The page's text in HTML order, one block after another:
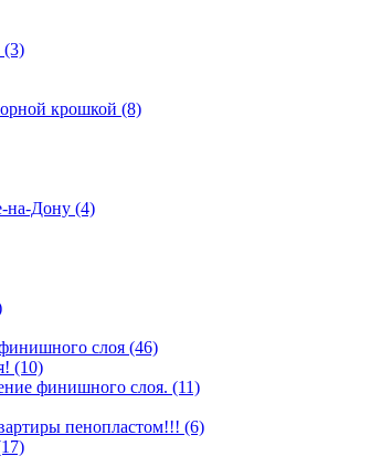
(3)
крошкой (8)
на-Дону (4)
слоя (46)
(10)
финишного слоя. (11)
пенопластом!!! (6)